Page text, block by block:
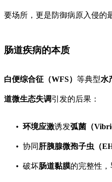
要场所，更是防御病原入侵的
肠道疾病的本质
白便综合征（WFS） 等典型水
道微生态失调引发的后果：
环境应激诱发弧菌（
协同 肝胰腺微孢子虫（
破坏肠道黏膜的完整性，